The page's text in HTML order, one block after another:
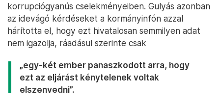
korrupciógyanús cselekményeiben. Gulyás azonban
az idevágó kérdéseket a kormányinfón azzal
hárította el, hogy ezt hivatalosan semmilyen adat
nem igazolja, ráadásul szerinte csak
„egy-két ember panaszkodott arra, hogy
ezt az eljárást kénytelenek voltak
elszenvedni”.